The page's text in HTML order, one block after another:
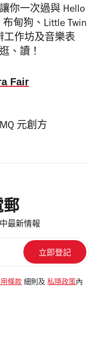
你一次過與 Hello
甸狗、Little Twin
工作坊及音樂表
、讀！
Fair
元創方
郵
最新情報
條款 細則及 私隱政策 內